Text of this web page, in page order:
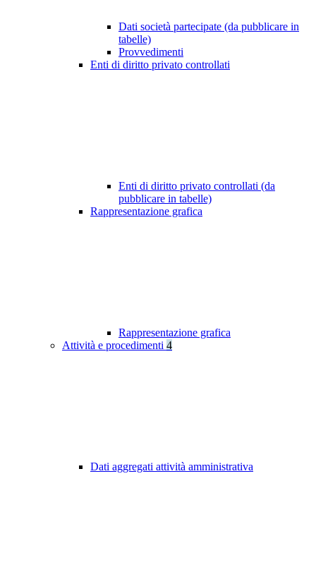
Dati società partecipate (da pubblicare in
tabelle)
Provvedimenti
Enti di diritto privato controllati
Enti di diritto privato controllati (da
pubblicare in tabelle)
Rappresentazione grafica
Rappresentazione grafica
Attività e procedimenti 4
Dati aggregati attività amministrativa